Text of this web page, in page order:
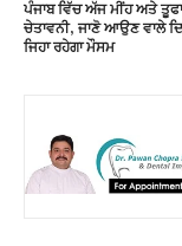
ਪੰਜਾਬ ਵਿੱਚ ਅੱਜ ਮੀਂਹ ਅਤੇ
ਚੇਤਾਵਨੀ, ਜਾਣੋ ਆਉਣ ਵਾਲੇ
ਜਿਹਾ ਰਹੇਗਾ ਮੌਸਮ